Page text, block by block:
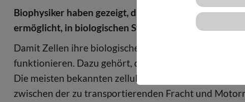
Biophysiker haben gezeigt, dass die sogenannte
ermöglicht, in biologischen Systemen vorkommen
Damit Zellen ihre biologischen Funktionen erfüllen
funktionieren. Dazu gehört, dass Moleküle zur
Die meisten bekannten zellulären
zwischen der zu transportierenden Fracht und